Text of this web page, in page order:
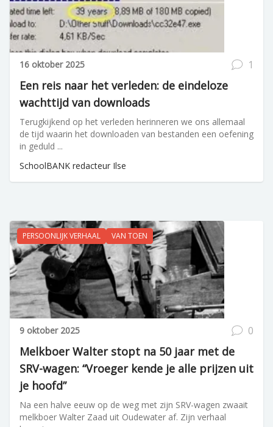
16 oktober 2025 1
Een reis naar het verleden: de eindeloze
wachttijd van downloads
Terugkijkend op het verleden herinneren we ons allemaal
de tijd waarin het downloaden van bestanden een oefening
in geduld ...
SchoolBANK redacteur Ilse
PERSOONLIJK VERHAAL VAN TOEN
9 oktober 2025 0
Melkboer Walter stopt na 50 jaar met de
SRV-wagen: “Vroeger kende je alle prijzen uit
je hoofd”
Na een halve eeuw op de weg met zijn SRV-wagen zwaait
melkboer Walter Zaad uit Oudewater af. Zijn verhaal